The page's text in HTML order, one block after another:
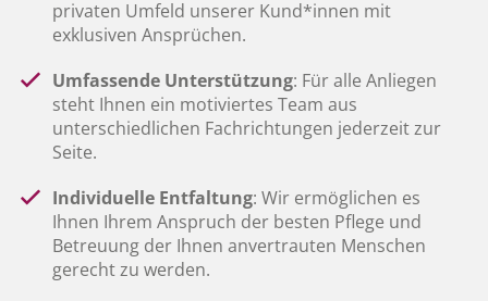
privaten Umfeld unserer Kund*innen mit
exklusiven Ansprüchen.
Umfassende Unterstützung: Für alle Anliegen
steht Ihnen ein motiviertes Team aus
unterschiedlichen Fachrichtungen jederzeit zur
Seite.
Individuelle Entfaltung: Wir ermöglichen es
Ihnen Ihrem Anspruch der besten Pflege und
Betreuung der Ihnen anvertrauten Menschen
gerecht zu werden.